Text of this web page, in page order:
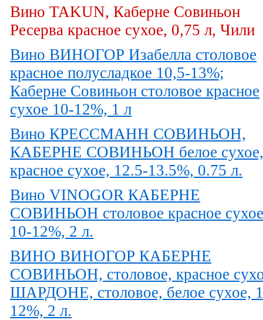
Вино TAKUN, Каберне Совиньон
Ресерва красное сухое, 0,75 л, Чили
Вино ВИНОГОР Изабелла столовое
красное полусладкое 10,5-13%;
Каберне Совиньон столовое красное
сухое 10-12%, 1 л
Вино КРЕССМАНН СОВИНЬОН,
КАБЕРНЕ СОВИНЬОН белое сухое,
красное сухое, 12.5-13.5%, 0.75 л.
Вино VINOGOR КАБЕРНЕ
СОВИНЬОН столовое красное сухое
10-12%, 2 л.
ВИНО ВИНОГОР КАБЕРНЕ
СОВИНЬОН, столовое, красное
ШАРДОНЕ, столовое, белое сухое,
12%, 2 л.